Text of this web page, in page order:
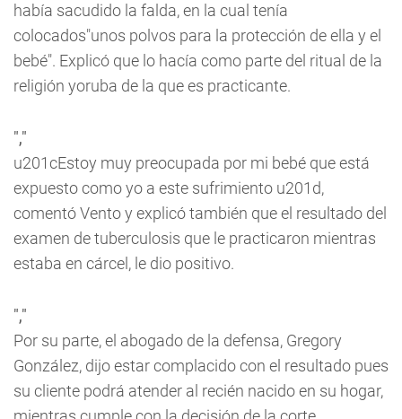
había sacudido la falda, en la cual tenía
colocados"unos polvos para la protección de ella y el
bebé". Explicó que lo hacía como parte del ritual de la
religión yoruba de la que es practicante.
","
u201cEstoy muy preocupada por mi bebé que está
expuesto como yo a este sufrimiento u201d,
comentó Vento y explicó también que el resultado del
examen de tuberculosis que le practicaron mientras
estaba en cárcel, le dio positivo.
","
Por su parte, el abogado de la defensa, Gregory
González, dijo estar complacido con el resultado pues
su cliente podrá atender al recién nacido en su hogar,